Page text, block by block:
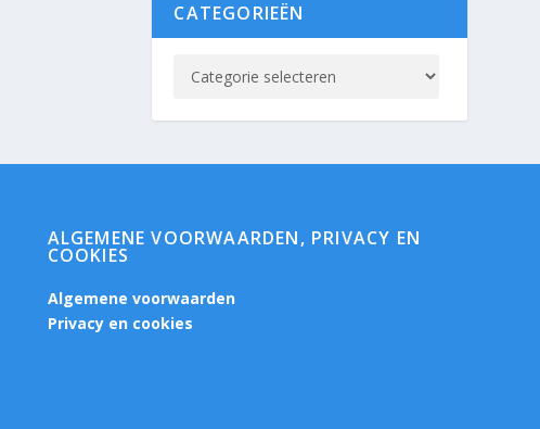
CATEGORIEËN
ALGEMENE VOORWAARDEN, PRIVACY EN
COOKIES
Algemene voorwaarden
Privacy en cookies